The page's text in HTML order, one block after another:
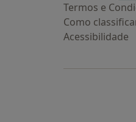
Termos e
Como
Acessibilidade